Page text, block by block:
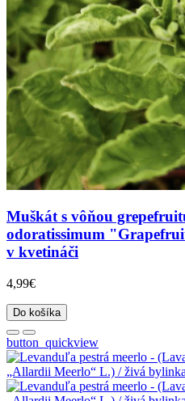
Muškát s vôňou
odoratissimum
v kvetináči
4,99€
Do košíka
button_quickview